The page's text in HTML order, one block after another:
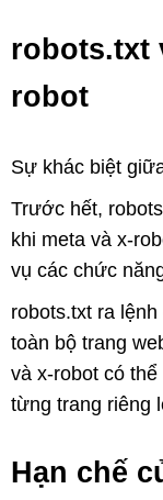
robots.txt
robot
Sự khác biệt
Trước hết,
khi meta và x-
vụ các chức
robots.txt ra
toàn bộ trang
và x-robot có
từng trang riêng
Hạn chế